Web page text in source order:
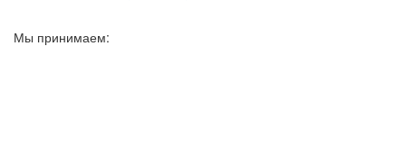
Мы принимаем: